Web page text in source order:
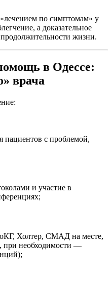
по симптомам» у
а доказательное
жизни.
в Одессе:
врача
пациентов с проблемой,
и участие в
Холтер, СМАД на месте,
при необходимости —